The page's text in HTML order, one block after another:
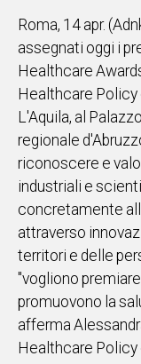
ALTRE
NOTIZIE
POLITICA
IN
ITALIA
NEL
MONDO
SPORT
EVENTI
STORIE
VIDEO
Roma, 14 apr.
assegnati oggi i
Healthcare
Healthcare Policy
L'Aquila, al
regionale
riconoscere e
industriali e
concretamente
attraverso
territori e delle
"vogliono
promuovono la
afferma
Healthcare